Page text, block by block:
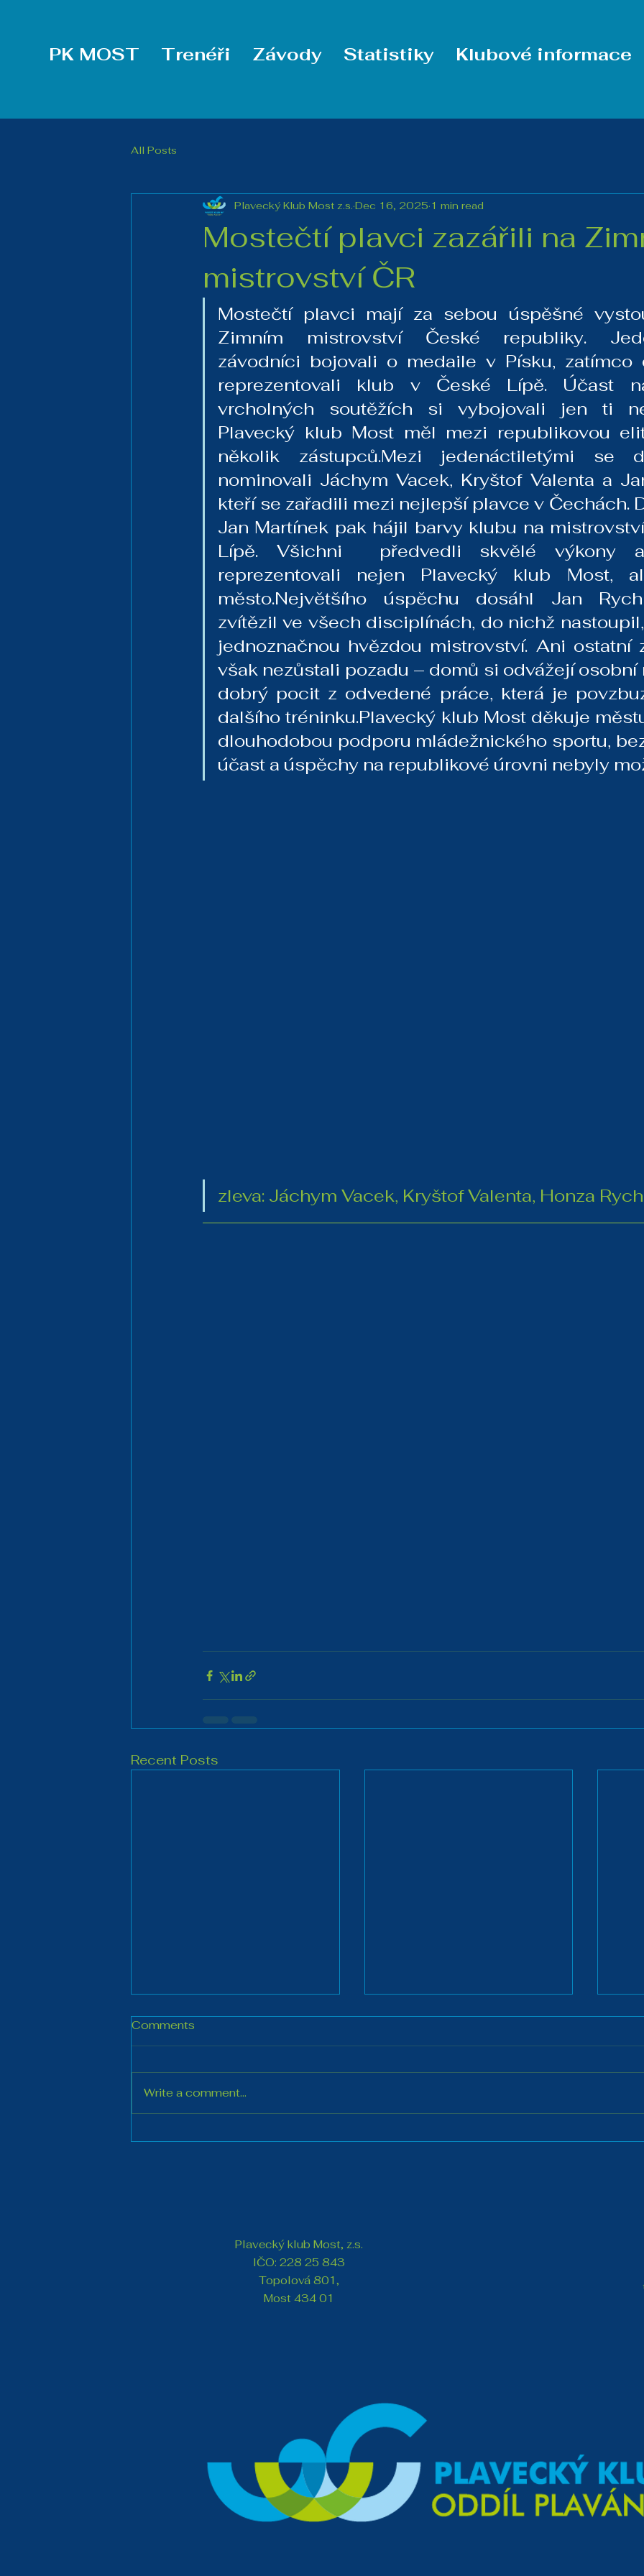
PK MOST Trenéři Závody Statistiky Klubové informace
All Posts
Mostečtí plavci zazářili na
mistrovství ČR
Plavecký Klub Most z.s. Dec 16, 2025 1 min read
Mostečtí plavci mají za sebou úspěšné
Zimním mistrovství České republiky.
závodníci bojovali o medaile v Písku, zatímco
reprezentovali klub v České Lípě. Účast
vrcholných soutěžích si vybojovali jen ti
Plavecký klub Most měl mezi republikovou
několik zástupců.Mezi jedenáctiletými se
nominovali Jáchym Vacek, Kryštof Valenta a
kteří se zařadili mezi nejlepší plavce v Čechách.
Jan Martínek pak hájil barvy klubu na
Lípě. Všichni  předvedli skvělé výkony
reprezentovali nejen Plavecký klub Most,
město.Největšího úspěchu dosáhl Jan
zvítězil ve všech disciplínách, do nichž
jednoznačnou hvězdou mistrovství. Ani ostatní
však nezůstali pozadu – domů si odvážejí osobní
dobrý pocit z odvedené práce, která je
dalšího tréninku.Plavecký klub Most děkuje
dlouhodobou podporu mládežnického sportu,
účast a úspěchy na republikové úrovni nebyly
zleva: Jáchym Vacek, Kryštof Valenta, Honza
Recent Posts
Comments
Write a comment...
Plavecký klub Most, z.s.
IČO: 228 25 843
Topolová 801,
Most 434 01